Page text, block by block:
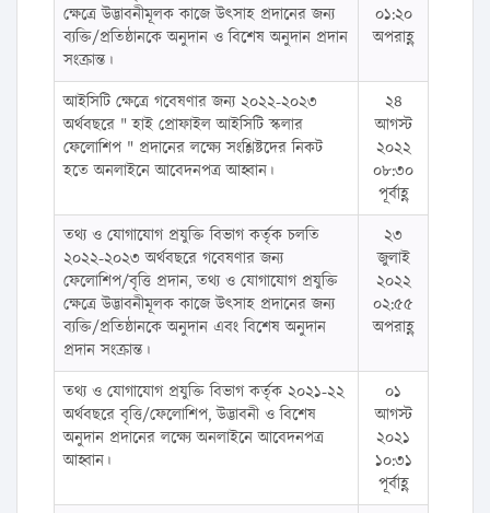
ক্ষেত্রে উদ্ভাবনীমূলক কাজে উৎসাহ প্রদানের জন্য
ব্যক্তি/প্রতিষ্ঠানকে অনুদান ও বিশেষ অনুদান প্রদান
সংক্রান্ত।
০১:২০
অপরাহ্ণ
আইসিটি ক্ষেত্রে গবেষণার জন্য ২০২২-২০২৩
অর্থবছরে " হাই প্রোফাইল আইসিটি স্কলার
ফেলোশিপ " প্রদানের লক্ষ্যে সংশ্লিষ্টদের নিকট
হতে অনলাইনে আবেদনপত্র আহ্বান।
২৪
আগস্ট
২০২২
০৮:৩০
পূর্বাহ্ণ
তথ্য ও যোগাযোগ প্রযুক্তি বিভাগ কর্তৃক চলতি
২০২২-২০২৩ অর্থবছরে গবেষণার জন্য
ফেলোশিপ/বৃত্তি প্রদান, তথ্য ও যোগাযোগ প্রযুক্তি
ক্ষেত্রে উদ্ভাবনীমূলক কাজে উৎসাহ প্রদানের জন্য
ব্যক্তি/প্রতিষ্ঠানকে অনুদান এবং বিশেষ অনুদান
প্রদান সংক্রান্ত।
২৩
জুলাই
২০২২
০২:৫৫
অপরাহ্ণ
তথ্য ও যোগাযোগ প্রযুক্তি বিভাগ কর্তৃক ২০২১-২২
অর্থবছরে বৃত্তি/ফেলোশিপ, উদ্ভাবনী ও বিশেষ
অনুদান প্রদানের লক্ষ্যে অনলাইনে আবেদনপত্র
আহ্বান।
০১
আগস্ট
২০২১
১০:৩১
পূর্বাহ্ণ